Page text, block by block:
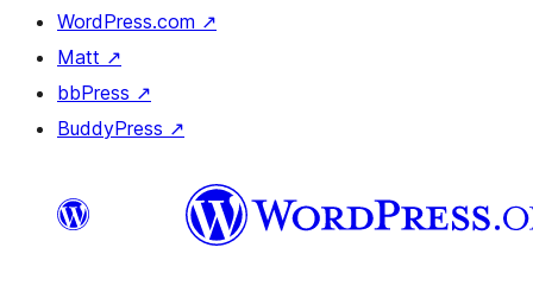
WordPress.com ↗
Matt ↗
bbPress ↗
BuddyPress ↗